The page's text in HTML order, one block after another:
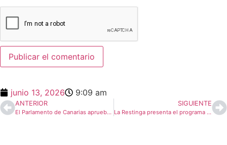
junio 13, 2026 9:09 am
ANTERIOR
El Parlamento de Canarias aprueba la reforma de la Ley de Cabildos Insulares
SIGUIENTE
La Restinga presenta el programa de actos para San Juan